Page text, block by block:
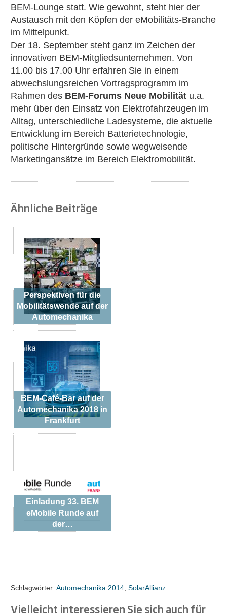
BEM-Lounge statt. Wie gewohnt, steht hier der
Austausch mit den Köpfen der eMobilitäts-Branche
im Mittelpunkt.
Der 18. September steht ganz im Zeichen der
innovativen BEM-Mitgliedsunternehmen. Von
11.00 bis 17.00 Uhr erfahren Sie in einem
abwechslungsreichen Vortragsprogramm im
Rahmen des BEM-Forums Neue Mobilität u.a.
mehr über den Einsatz von Elektrofahrzeugen im
Alltag, unterschiedliche Ladesysteme, die aktuelle
Entwicklung im Bereich Batterietechnologie,
politische Hintergründe sowie wegweisende
Marketingansätze im Bereich Elektromobilität.
Ähnliche Beiträge
Perspektiven für die
Mobilitätswende auf der
Automechanika
BEM-Café-Bar auf der
Automechanika 2018 in
Frankfurt
Einladung 33. BEM
eMobile Runde auf
der…
Schlagwörter: Automechanika 2014 SolarAllianz
Vielleicht interessieren Sie sich auch für